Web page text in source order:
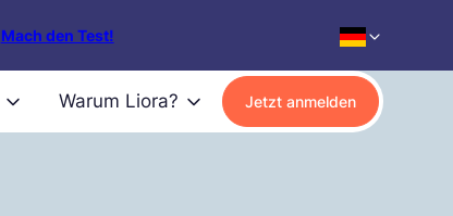
Mach den Test!
Warum Liora? Jetzt anmelden